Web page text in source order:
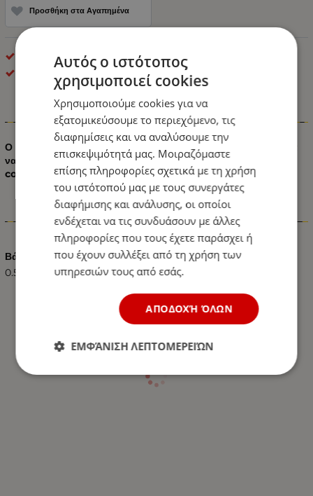
Προσθήκη στα Αγαπημένα
Led Controllers
Πληροφορίες
Ο RGB Ενισχυτής είναι μία συσκευή που χρησιμοποιείται για
να προσθέσουμε περισσότερα μέτρα ταινίας επάνω σε ένα
controller RGB.
Χαρακτηριστικά
Βάρος (kg.)
0.50
Αυτός ο ιστότοπος
χρησιμοποιεί cookies
Χρησιμοποιούμε cookies για να
εξατομικεύσουμε το περιεχόμενο, τις
διαφημίσεις και να αναλύσουμε την
επισκεψιμότητά μας. Μοιραζόμαστε
επίσης πληροφορίες σχετικά με τη χρήση
του ιστότοπού μας με τους συνεργάτες
διαφήμισης και ανάλυσης, οι οποίοι
ενδέχεται να τις συνδυάσουν με άλλες
πληροφορίες που τους έχετε παράσχει ή
που έχουν συλλέξει από τη χρήση των
υπηρεσιών τους από εσάς.
ΑΠΟΔΟΧΉ ΌΛΩΝ
ΕΜΦΆΝΙΣΗ ΛΕΠΤΟΜΕΡΕΙΏΝ